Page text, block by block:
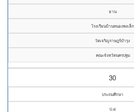
ยาน
โรงเรียนบ้านหนองพงเล็ก
วัดเจริญราษฎร์บำรุง
คณะจังหวัดนครปฐม
30
ประถมศึกษา
ป.๔